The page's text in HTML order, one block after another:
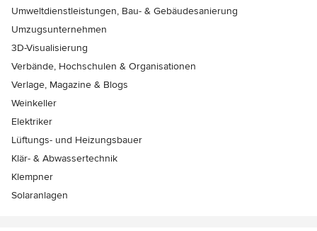
Umweltdienstleistungen, Bau- & Gebäudesanierung
Umzugsunternehmen
3D-Visualisierung
Verbände, Hochschulen & Organisationen
Verlage, Magazine & Blogs
Weinkeller
Elektriker
Lüftungs- und Heizungsbauer
Klär- & Abwassertechnik
Klempner
Solaranlagen